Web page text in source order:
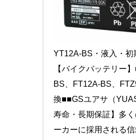
YT12A-BS・液入・初
【バイクバッテリー
BS、FT12A-BS、
換■■GSユアサ（
寿命・長期保証】多く
ーカーに採用される